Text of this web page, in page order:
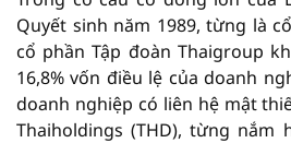
Quyết sinh năm 1989, từng là
cổ phần Tập đoàn Thaigroup
16,8% vốn điều lệ của doanh
doanh nghiệp có liên hệ mật
Thaiholdings (THD), từng nắm